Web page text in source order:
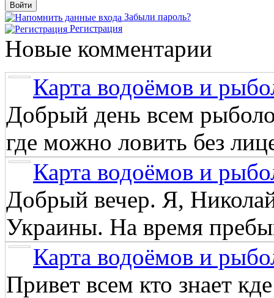
Забыли пароль?
Регистрация
Новые комментарии
Карта водоёмов и
Добрый день всем
где можно ловить без
Карта водоёмов и
Добрый вечер. Я,
Украины. На время
Карта водоёмов и
Привет всем кто знает